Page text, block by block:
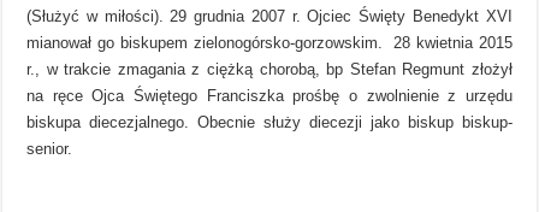
(Służyć w miłości). 29 grudnia 2007 r. Ojciec Święty Benedykt XVI
mianował go biskupem zielonogórsko-gorzowskim. 28 kwietnia 2015
r., w trakcie zmagania z ciężką chorobą, bp Stefan Regmunt złożył
na ręce Ojca Świętego Franciszka prośbę o zwolnienie z urzędu
biskupa diecezjalnego. Obecnie służy diecezji jako biskup biskup-
senior.